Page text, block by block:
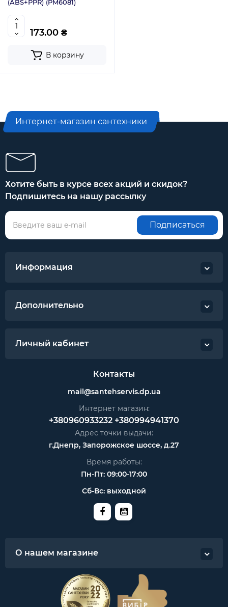
(ABS+PPR) (PM6081)
173.00 ₴
В корзину
Интернет-магазин сантехники
Хотите быть в курсе всех акций и скидок?
Подпишитесь на нашу рассылку
Подписаться
Информация
Дополнительно
Личный кабинет
Контакты
mail@santehservis.dp.ua
Интернет магазин:
+380960933232 +380994941370
Адрес точки выдачи:
г.Днепр, Запорожское шоссе, д.27
Время работы:
Пн-Пт: 09:00-17:00
Сб-Вс: выходной
О нашем магазине